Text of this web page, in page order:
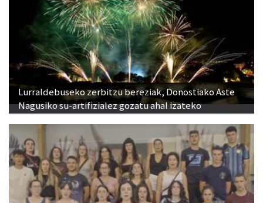
Lurraldebuseko zerbitzu bereziak, Donostiako Aste
Nagusiko su-artifizialez gozatu ahal izateko